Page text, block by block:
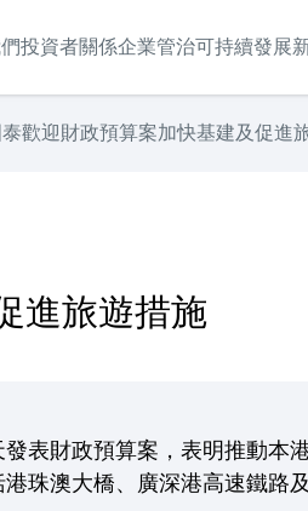
投資者關係企業管治可持續發展
歡迎財政預算案加快基建及促進
進旅遊措施
表財政預算案，表明推動本
珠澳大橋、廣深港高速鐵路